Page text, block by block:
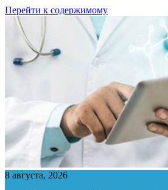
Перейти к содержимому
8 августа, 2026